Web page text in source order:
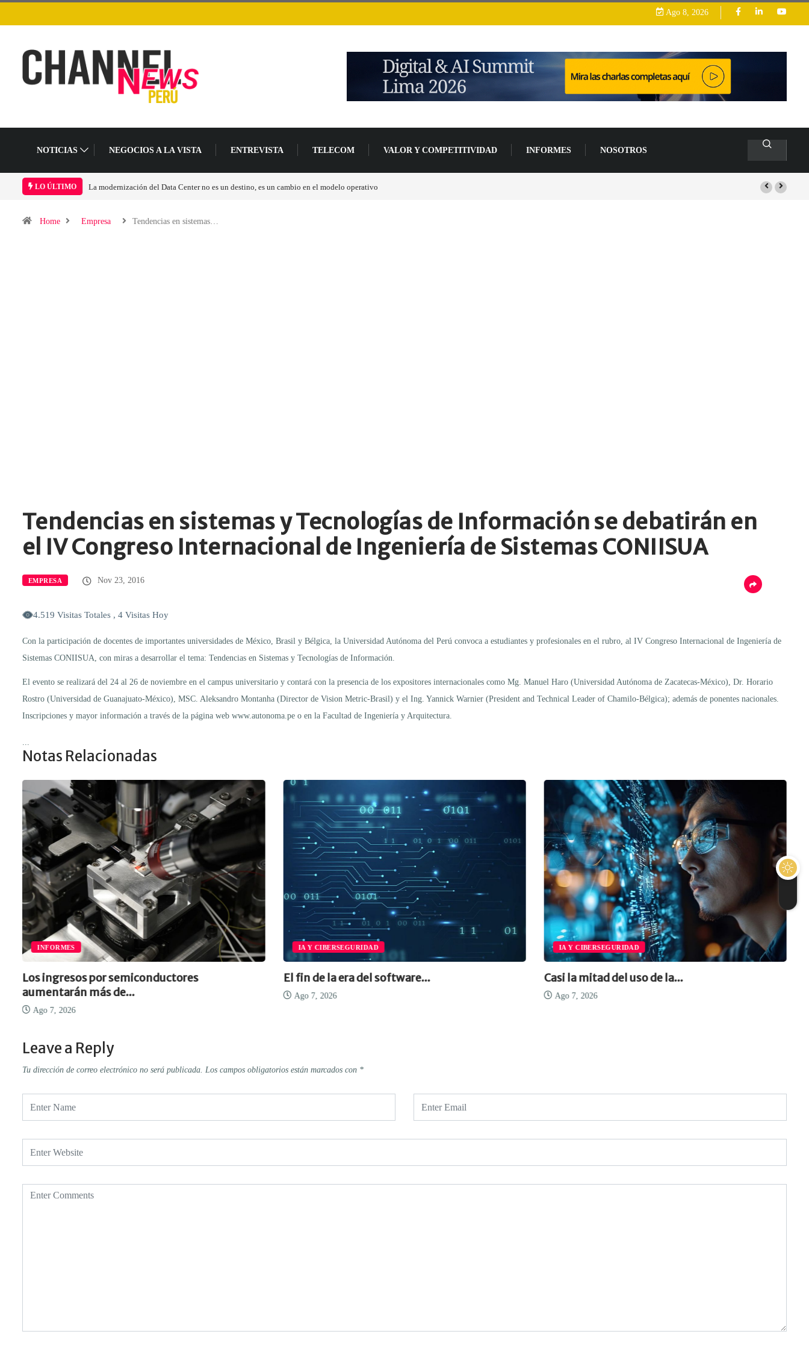
Ago 8, 2026
NOTICIAS NEGOCIOS A LA VISTA ENTREVISTA TELECOM VALOR Y COMPETITIVIDAD INFORMES NOSOTROS
LO ÚLTIMO
La modernización del Data Center no es un destino, es un cambio en el modelo operativoLos ingresos por semiconductores aumentarán más de un 94 % en 2026
Home Empresa Tendencias en sistemas…
Tendencias en sistemas y Tecnologías de Información se debatirán en
el IV Congreso Internacional de Ingeniería de Sistemas CONIISUA
EMPRESA Nov 23, 2016
4.519 Visitas Totales , 4 Visitas Hoy
Con la participación de docentes de importantes universidades de México, Brasil y Bélgica, la Universidad Autónoma del Perú convoca a estudiantes y profesionales en el rubro, al IV Congreso Internacional de Ingeniería de
Sistemas CONIISUA, con miras a desarrollar el tema: Tendencias en Sistemas y Tecnologías de Información.
El evento se realizará del 24 al 26 de noviembre en el campus universitario y contará con la presencia de los expositores internacionales como Mg. Manuel Haro (Universidad Autónoma de Zacatecas-México), Dr. Horario
Rostro (Universidad de Guanajuato-México), MSC. Aleksandro Montanha (Director de Vision Metric-Brasil) y el Ing. Yannick Warnier (President and Technical Leader of Chamilo-Bélgica); además de ponentes nacionales.
Inscripciones y mayor información a través de la página web www.autonoma.pe o en la Facultad de Ingeniería y Arquitectura.
Notas Relacionadas
INFORMES
Los ingresos por semiconductores
aumentarán más de...
Ago 7, 2026
IA Y CIBERSEGURIDAD
El fin de la era del software...
Ago 7, 2026
IA Y CIBERSEGURIDAD
Casi la mitad del uso de la...
Ago 7, 2026
Leave a Reply
Tu dirección de correo electrónico no será publicada. Los campos obligatorios están marcados con *